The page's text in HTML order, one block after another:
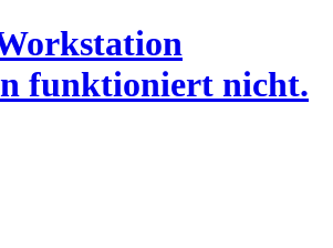
funktioniert nicht.